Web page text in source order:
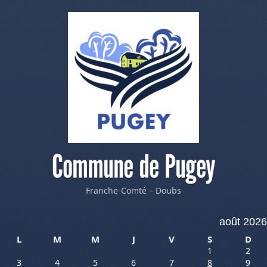
Commune de Pugey
Franche-Comté – Doubs
août 2026
L
M M J V S D
1
2
3
4 5 6 7 8 9